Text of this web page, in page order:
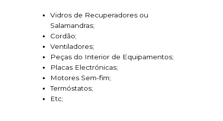
Vidros de Recuperadores ou
Salamandras;
Cordão;
Ventiladores;
Peças do Interior de Equipamentos;
Placas Electrónicas;
Motores Sem-fim;
Termóstatos;
Etc;